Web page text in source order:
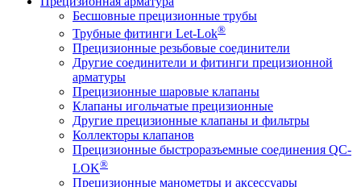
Бесшовные прецизионные трубы
Трубные фитинги Let-Lok®
Прецизионные резьбовые соединители
Другие соединители и фитинги прецизионной
арматуры
Прецизионные шаровые клапаны
Клапаны игольчатые прецизионные
Другие прецизионные клапаны и фильтры
Коллекторы клапанов
Прецизионные быстроразъемные соединения QC-
LOK®
Прецизионные манометры и аксессуары